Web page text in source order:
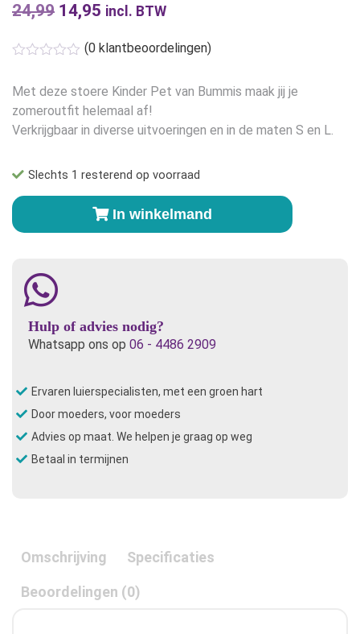
Hoe begin ik?
24,99 Oorspronkelijke
was:
€24,99.
14,95 Huidige
€14,95.
incl. BTW
(0 klantbeoordelingen)
Met deze stoere Kinder Pet van Bummis maak jij je
zomeroutfit helemaal af!
Verkrijgbaar in diverse uitvoeringen en in de maten S en L.
Slechts 1 resterend op voorraad
Bummis
Pet
aantal
In winkelmand
Hulp of advies nodig?
Whatsapp ons op 06 - 4486 2909
Ervaren luierspecialisten, met een groen hart
Door moeders, voor moeders
Advies op maat. We helpen je graag op weg
Betaal in termijnen
Omschrijving Specificaties
Beoordelingen (0)